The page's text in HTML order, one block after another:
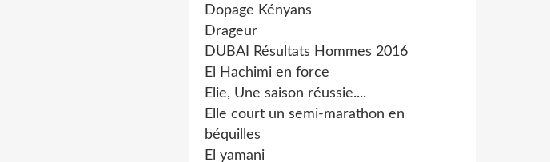
Dopage Kényans
Drageur
DUBAI Résultats Hommes 2016
El Hachimi en force
Elie, Une saison réussie....
Elle court un semi-marathon en
béquilles
El yamani